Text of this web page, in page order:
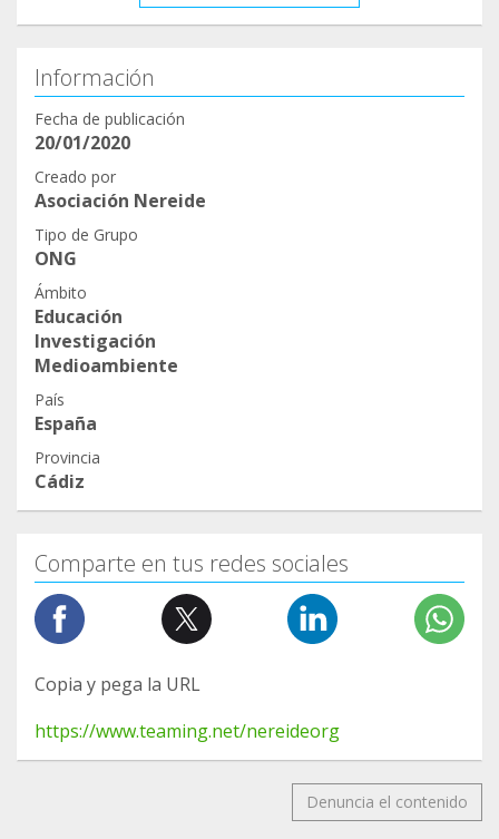
Información
Fecha de publicación
20/01/2020
Creado por
Asociación Nereide
Tipo de Grupo
ONG
Ámbito
Educación
Investigación
Medioambiente
País
España
Provincia
Cádiz
Comparte en tus redes sociales
Copia y pega la URL
https://www.teaming.net/nereideorg
Denuncia el contenido